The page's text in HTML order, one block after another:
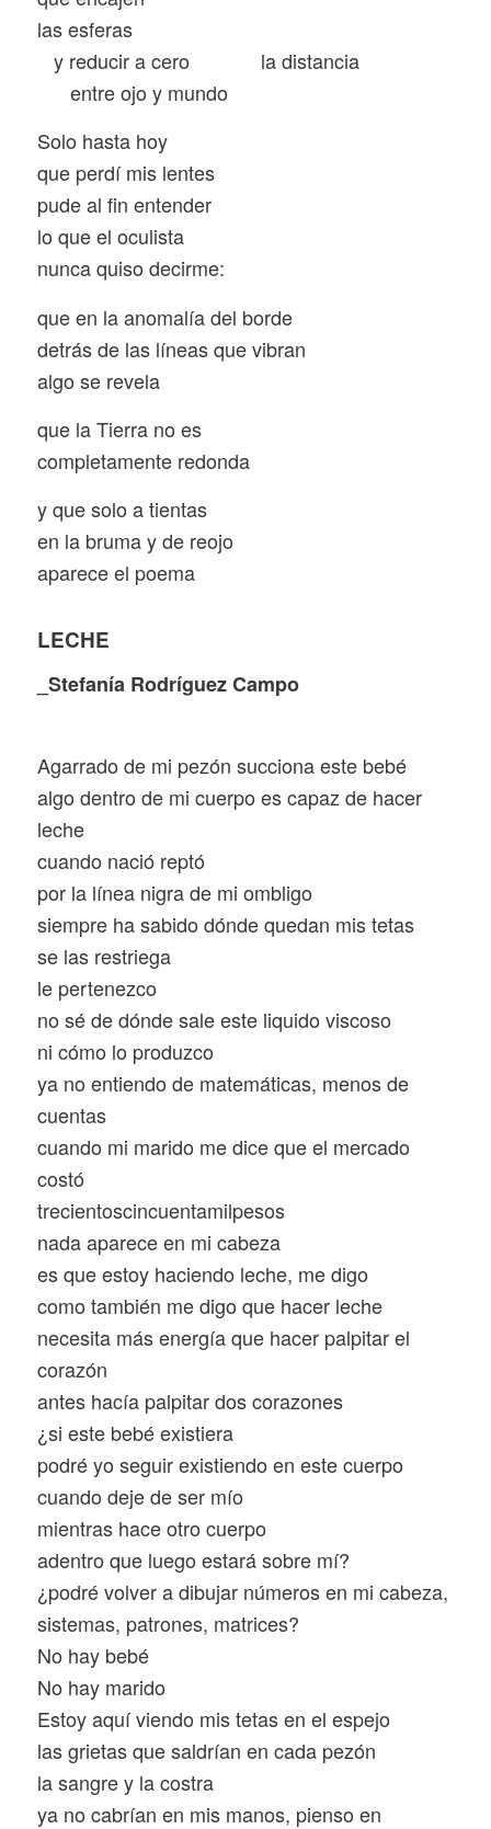
las esferas
y reducir a cero
la distancia
entre ojo y mundo
Solo hasta hoy
que perdí mis lentes
pude al fin entender
lo que el oculista
nunca quiso decirme:
que en la anomalía del borde
detrás de las líneas que vibran
algo se revela
que la Tierra no es
completamente redonda
y que solo a tientas
en la bruma y de reojo
aparece el poema
LECHE
_Stefanía Rodríguez Campo
Agarrado de mi pezón succiona este bebé
algo dentro de mi cuerpo es capaz de hacer
leche
cuando nació reptó
por la línea nigra de mi ombligo
siempre ha sabido dónde quedan mis tetas
se las restriega
le pertenezco
no sé de dónde sale este liquido viscoso
ni cómo lo produzco
ya no entiendo de matemáticas, menos de
cuentas
cuando mi marido me dice que el mercado
costó
trecientoscincuentamilpesos
nada aparece en mi cabeza
es que estoy haciendo leche, me digo
como también me digo que hacer leche
necesita más energía que hacer palpitar el
corazón
antes hacía palpitar dos corazones
¿si este bebé existiera
podré yo seguir existiendo en este cuerpo
cuando deje de ser mío
mientras hace otro cuerpo
adentro que luego estará sobre mí?
¿podré volver a dibujar números en mi cabeza,
sistemas, patrones, matrices?
No hay bebé
No hay marido
Estoy aquí viendo mis tetas en el espejo
las grietas que saldrían en cada pezón
la sangre y la costra
ya no cabrían en mis manos, pienso en